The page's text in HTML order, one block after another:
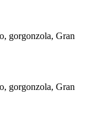
gorgonzola, Gran
gorgonzola, Gran